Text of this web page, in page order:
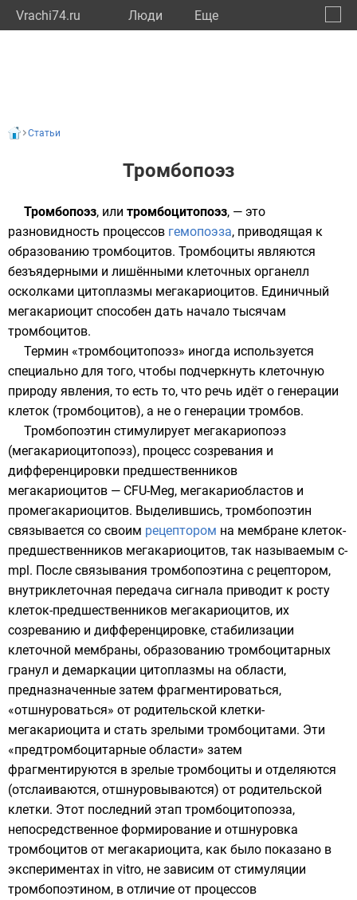
Vrachi74.ru Люди Eще
Статьи
Тромбопоэз
Тромбопоэз, или тромбоцитопоэз, — это
разновидность процессов гемопоэза, приводящая к
образованию тромбоцитов. Тромбоциты являются
безъядерными и лишёнными клеточных органелл
осколками цитоплазмы мегакариоцитов. Единичный
мегакариоцит способен дать начало тысячам
тромбоцитов.
Термин «тромбоцитопоэз» иногда используется
специально для того, чтобы подчеркнуть клеточную
природу явления, то есть то, что речь идёт о генерации
клеток (тромбоцитов), а не о генерации тромбов.
Тромбопоэтин стимулирует мегакариопоэз
(мегакариоцитопоэз), процесс созревания и
дифференцировки предшественников
мегакариоцитов — CFU-Meg, мегакариобластов и
промегакариоцитов. Выделившись, тромбопоэтин
связывается со своим рецептором на мембране клеток-
предшественников мегакариоцитов, так называемым c-
mpl. После связывания тромбопоэтина с рецептором,
внутриклеточная передача сигнала приводит к росту
клеток-предшественников мегакариоцитов, их
созреванию и дифференцировке, стабилизации
клеточной мембраны, образованию тромбоцитарных
гранул и демаркации цитоплазмы на области,
предназначенные затем фрагментироваться,
«отшнуроваться» от родительской клетки-
мегакариоцита и стать зрелыми тромбоцитами. Эти
«предтромбоцитарные области» затем
фрагментируются в зрелые тромбоциты и отделяются
(отслаиваются, отшнуровываются) от родительской
клетки. Этот последний этап тромбоцитопоэза,
непосредственное формирование и отшнуровка
тромбоцитов от мегакариоцита, как было показано в
экспериментах in vitro, не зависим от стимуляции
тромбопоэтином, в отличие от процессов